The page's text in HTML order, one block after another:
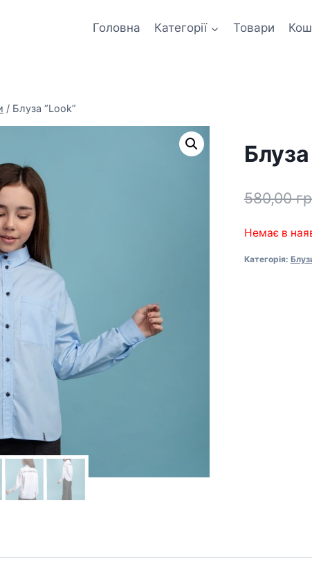
Головна Категорії Товари
/ Блуза “Look”
580,00
Немає в
Категорія: